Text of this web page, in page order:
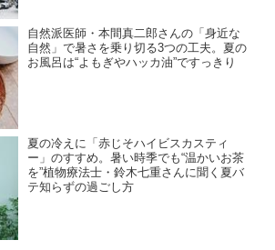
自然派医師・本間真二郎さんの「身近な
自然」で暑さを乗り切る3つの工夫。夏の
お風呂は“よもぎやハッカ油”ですっきり
夏の冷えに「赤じそハイビスカスティ
ー」のすすめ。暑い時季でも“温かいお茶
を”植物療法士・鈴木七重さんに聞く夏バ
テ知らずの過ごし方